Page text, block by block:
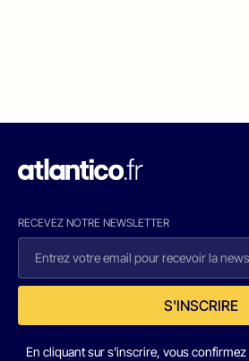
RECEVEZ NOTRE NEWSLETTER
S'INSCRIRE
En cliquant sur s'inscrire, vous